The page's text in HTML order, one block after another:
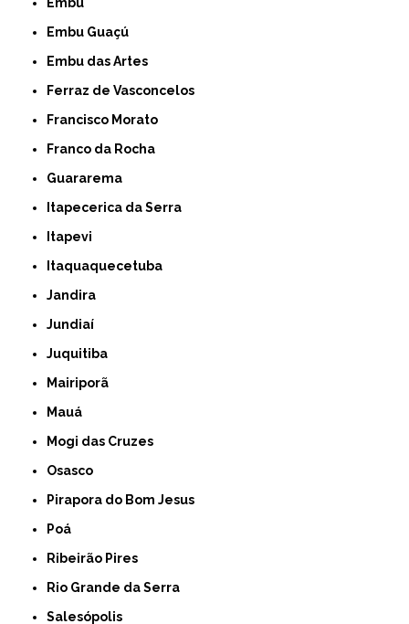
Embu
Embu Guaçú
Embu das Artes
Ferraz de Vasconcelos
Francisco Morato
Franco da Rocha
Guararema
Itapecerica da Serra
Itapevi
Itaquaquecetuba
Jandira
Jundiaí
Juquitiba
Mairiporã
Mauá
Mogi das Cruzes
Osasco
Pirapora do Bom Jesus
Poá
Ribeirão Pires
Rio Grande da Serra
Salesópolis